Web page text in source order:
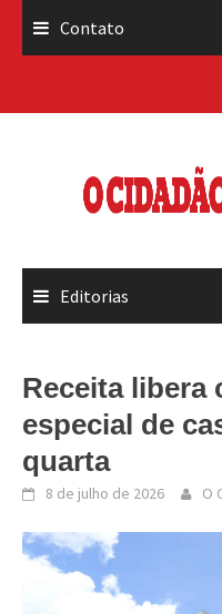
Contato
Editorias
Receita libera
especial de
quarta
8 de julho de 2026 O